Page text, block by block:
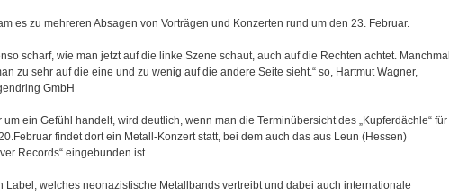
es zu mehreren Absagen von Vorträgen und Konzerten rund um den 23. Februar.
scharf, wie man jetzt auf die linke Szene schaut, auch auf die Rechten achtet. Manchmal
zu sehr auf die eine und zu wenig auf die andere Seite sieht.“ so, Hartmut Wagner,
GmbH
ein Gefühl handelt, wird deutlich, wenn man die Terminübersicht des „Kupferdächle“ für
findet dort ein Metall-Konzert statt, bei dem auch das aus Leun (Hessen)
Records“ eingebunden ist.
Label, welches neonazistische Metallbands vertreibt und dabei auch internationale